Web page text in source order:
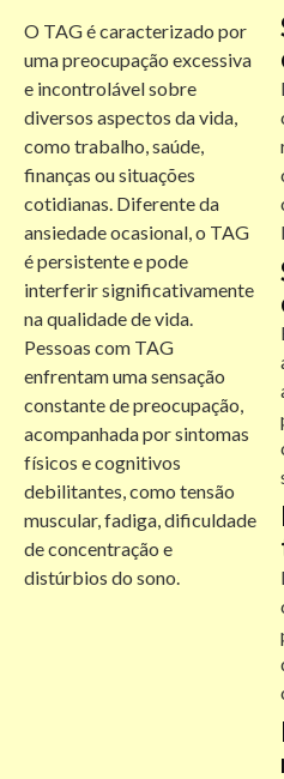
O TAG é caracterizado por
uma preocupação excessiva
e incontrolável sobre
diversos aspectos da vida,
como trabalho, saúde,
finanças ou situações
cotidianas. Diferente da
ansiedade ocasional, o TAG
é persistente e pode
interferir significativamente
na qualidade de vida.
Pessoas com TAG
enfrentam uma sensação
constante de preocupação,
acompanhada por sintomas
físicos e cognitivos
debilitantes, como tensão
muscular, fadiga, dificuldade
de concentração e
distúrbios do sono.